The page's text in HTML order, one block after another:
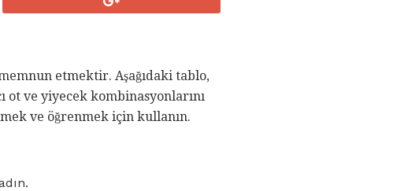
etmektir. Aşağıdaki tablo,
ve yiyecek kombinasyonlarını
ve öğrenmek için kullanın.